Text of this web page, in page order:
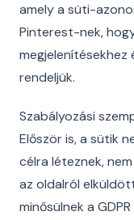
amely a süti-
Pinterest-nek,
rendeljük.
Szabályozási
Először is, a sütik
célra léteznek,
az oldalról
minősülnek a